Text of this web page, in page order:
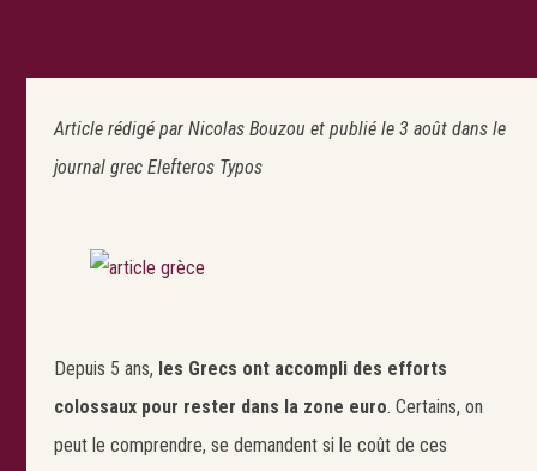
Article rédigé par Nicolas Bouzou et publié le 3 août dans le
journal grec Elefteros Typos
Depuis 5 ans, les Grecs ont accompli des efforts
colossaux pour rester dans la zone euro. Certains, on
peut le comprendre, se demandent si le coût de ces